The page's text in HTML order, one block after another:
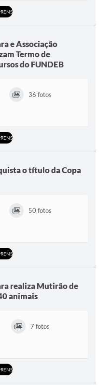
e Associação
Termo de
do FUNDEB
36 fotos
o título da Copa
50 fotos
realiza Mutirão de
animais
7 fotos